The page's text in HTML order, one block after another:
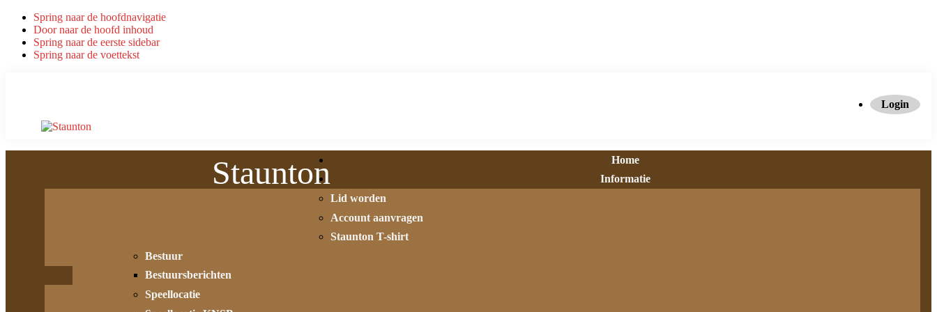
Spring naar de hoofdnavigatie
Door naar de hoofd inhoud
Spring naar de eerste sidebar
Spring naar de voettekst
Login
Staunton
Home
Informatie
Lid worden
Account aanvragen
Staunton T-shirt
Bestuur
Bestuursberichten
Speellocatie